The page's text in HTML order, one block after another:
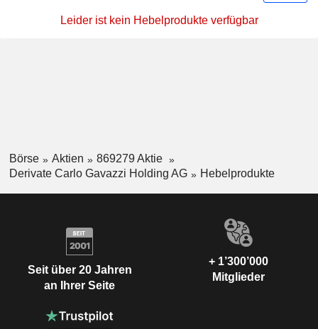
Leider ist kein Hebelprodukte verfügbar
Börse Aktien
869279 Aktie
Derivate Carlo Gavazzi Holding AG
Hebelprodukte
Seit über 20 Jahren
an Ihrer Seite
+ 1’300’000
Mitglieder